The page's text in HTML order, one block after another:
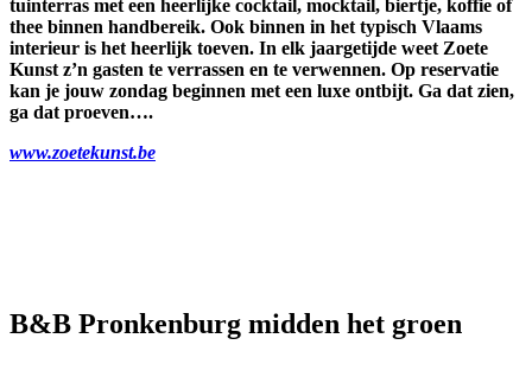
tuinterras met een heerlijke cocktail, mocktail, biertje, koffie of
thee binnen handbereik. Ook binnen in het typisch Vlaams
interieur is het heerlijk toeven. In elk jaargetijde weet Zoete
Kunst z’n gasten te verrassen en te verwennen. Op reservatie
kan je jouw zondag beginnen met een luxe ontbijt. Ga dat zien,
ga dat proeven….
www.zoetekunst.be
B&B Pronkenburg midden het groen